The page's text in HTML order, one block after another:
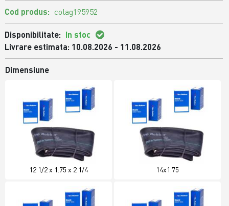
Cod produs: colag195952
Disponibilitate: In stoc
Livrare estimata: 10.08.2026 - 11.08.2026
Dimensiune
12 1/2 x 1.75 x 2 1/4 14x1.75